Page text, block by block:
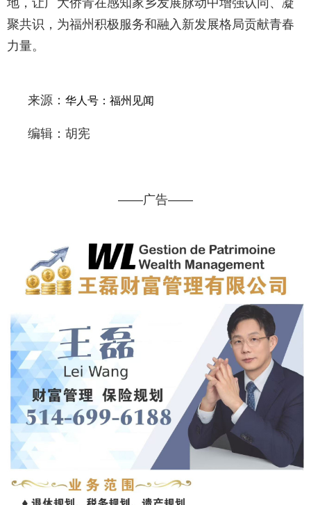
地，让广大侨青在感知家乡发展脉动中增强认同、凝
聚共识，为福州积极服务和融入新发展格局贡献青春
力量。
来源：华人号：福州见闻
编辑：胡宪
——广告——